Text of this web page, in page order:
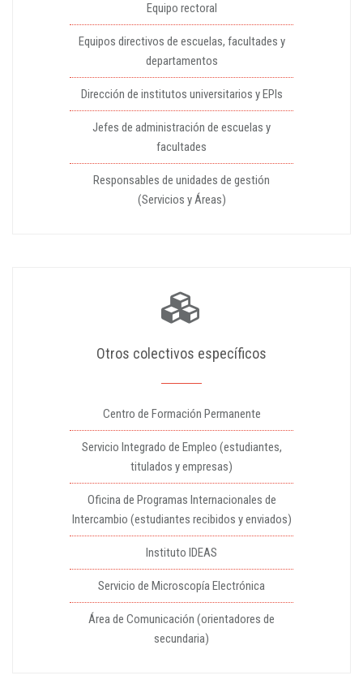
Equipo rectoral
Equipos directivos de escuelas, facultades y
departamentos
Dirección de institutos universitarios y EPIs
Jefes de administración de escuelas y
facultades
Responsables de unidades de gestión
(Servicios y Áreas)
Otros colectivos específicos
Centro de Formación Permanente
Servicio Integrado de Empleo (estudiantes,
titulados y empresas)
Oficina de Programas Internacionales de
Intercambio (estudiantes recibidos y enviados)
Instituto IDEAS
Servicio de Microscopía Electrónica
Área de Comunicación (orientadores de
secundaria)